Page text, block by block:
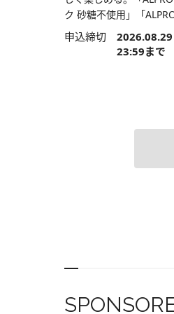
ク 砂糖不使用」「
申込締切 2026.08.29
23:59まで